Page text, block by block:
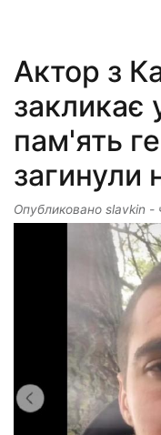
Актор з
закликає
пам'ять
загинули
Опубликовано slavkin -